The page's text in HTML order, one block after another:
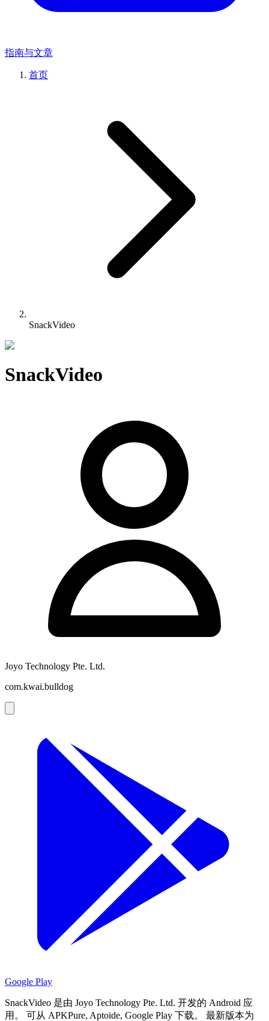
指南与文章
首页
SnackVideo
SnackVideo
Joyo Technology Pte. Ltd.
com.kwai.bulldog
Google Play
SnackVideo 是由 Joyo Technology Pte. Ltd. 开发的 Android 应
用。
可从 APKPure, Aptoide, Google Play 下载。
最新版本为